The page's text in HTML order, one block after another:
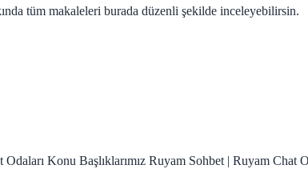
tüm makaleleri burada düzenli şekilde inceleyebilirsin.
Konu Başlıklarımız Ruyam Sohbet | Ruyam Chat